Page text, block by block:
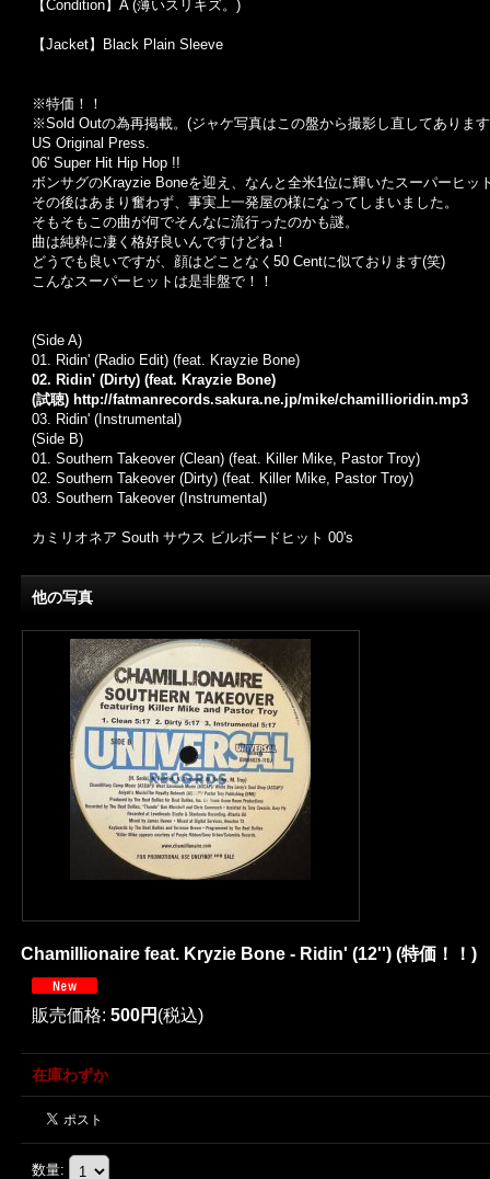
【Condition】A (薄いスリキズ。)
【Jacket】Black Plain Sleeve
※特価！！
※Sold Outの為再掲載。 (ジャケ写真はこの盤から撮影し直してありま
US Original Press.
06' Super Hit Hip Hop !!
ボンサグのKrayzie Boneを迎え、なんと全米1位に輝いたスーパーヒッ
その後はあまり奮わず、事実上一発屋の様になってしまいました。
そもそもこの曲が何でそんなに流行ったのかも謎。
曲は純粋に凄く格好良いんですけどね！
どうでも良いですが、顔はどことなく50 Centに似ております(笑)
こんなスーパーヒットは是非盤で！！
(Side A)
01. Ridin' (Radio Edit) (feat. Krayzie Bone)
02. Ridin' (Dirty) (feat. Krayzie Bone)
(試聴) http://fatmanrecords.sakura.ne.jp/mike/chamillioridin.mp3
03. Ridin' (Instrumental)
(Side B)
01. Southern Takeover (Clean) (feat. Killer Mike, Pastor Troy)
02. Southern Takeover (Dirty) (feat. Killer Mike, Pastor Troy)
03. Southern Takeover (Instrumental)
カミリオネア South サウス ビルボードヒット 00's
他の写真
Chamillionaire feat. Kryzie Bone - Ridin' (12'') (特価！！)
販売価格: 500円 (税込)
在庫わずか
数量: